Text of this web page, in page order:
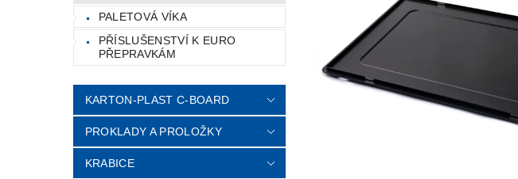
PALETOVÁ VÍKA
PŘÍSLUŠENSTVÍ K EURO
PŘEPRAVKÁM
KARTON-PLAST C-BOARD
PROKLADY A PROLOŽKY
KRABICE